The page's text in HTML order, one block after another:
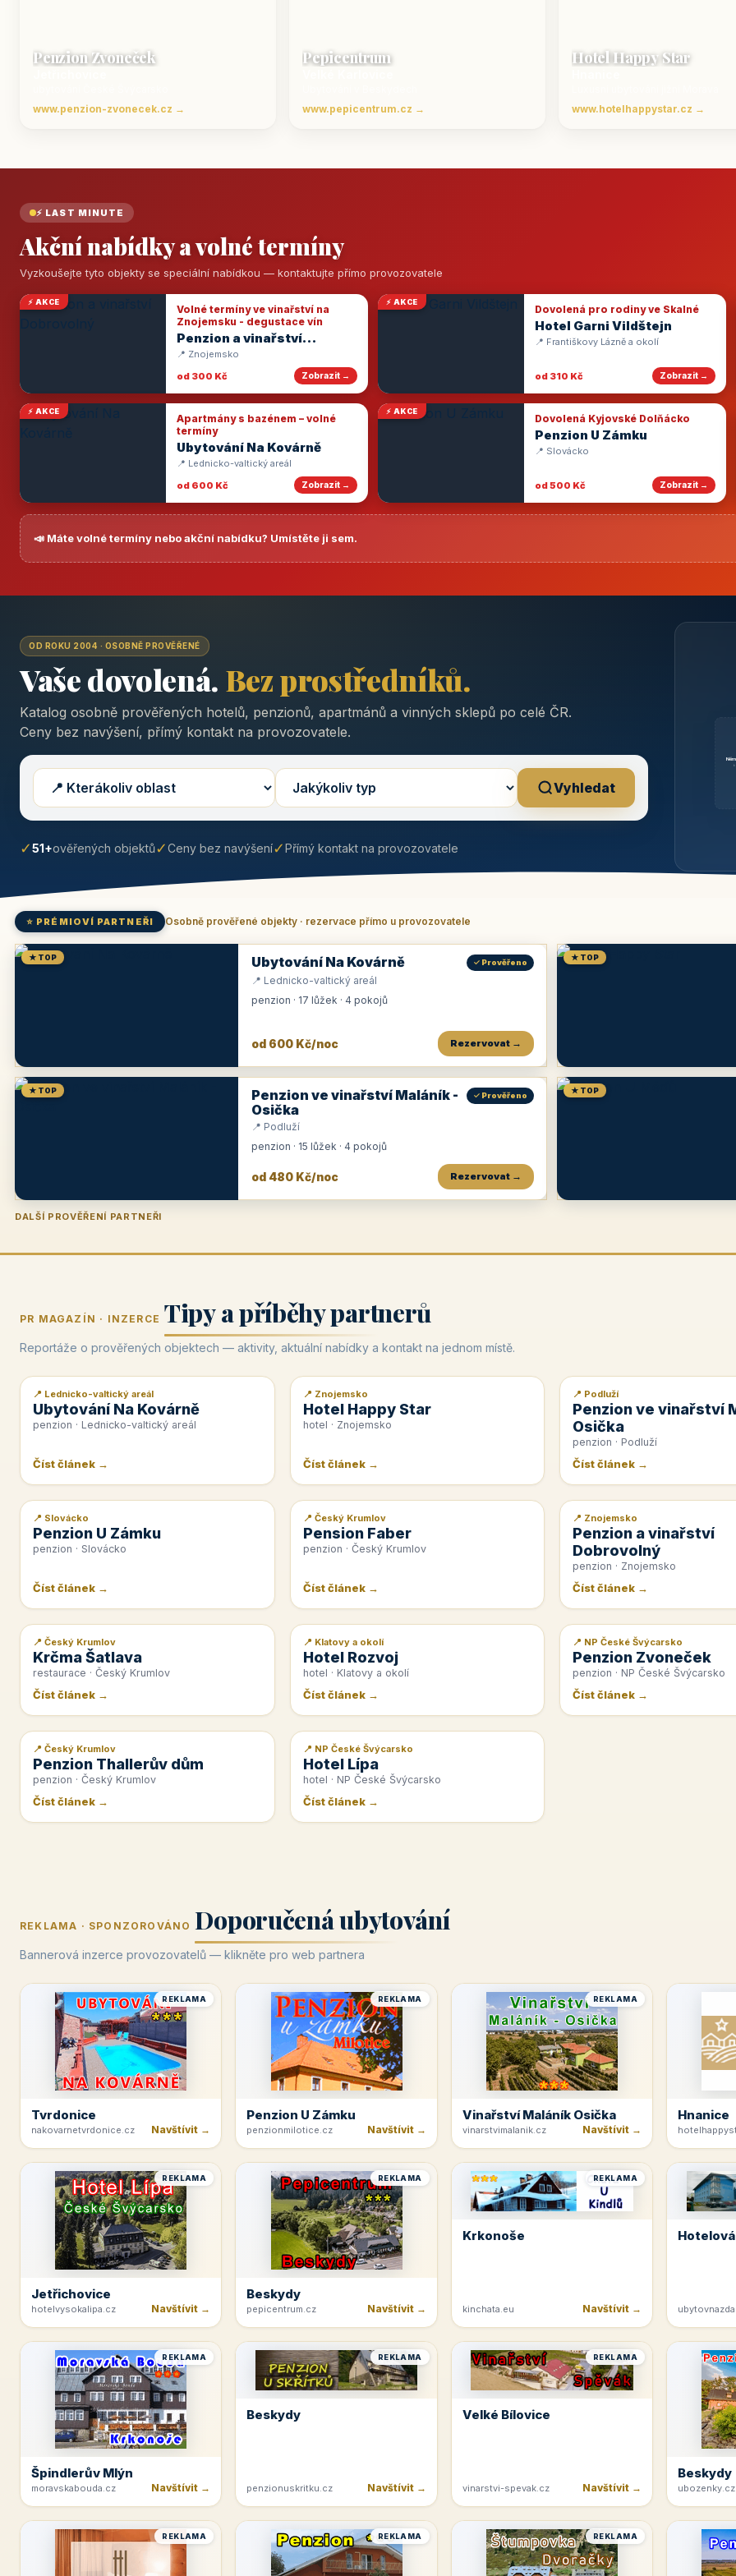
Penzion Zvoneček
www.penzion-zvonecek.cz →
Pepicentrum
www.pepicentrum.cz →
Hotel Happy Star
www.hotelhappystar.cz →
⚡ LAST MINUTE
Akční nabídky a volné termíny
Vyzkoušejte tyto objekty se speciální nabídkou — kontaktujte přímo provozovatele
⚡ AKCE
Volné termíny ve vinařství na
Znojemsku - degustace vín
Penzion a vinařství
Dobrovolný
📍 Znojemsko
od 300 Kč
Zobrazit →
⚡ AKCE
Dovolená pro rodiny ve Skalné
Hotel Garni Vildštejn
📍 Františkovy Lázně a okolí
od 310 Kč Zobrazit →
⚡ AKCE
Apartmány s bazénem – volné
termíny
Ubytování Na Kovárně
📍 Lednicko-valtický areál
od 600 Kč
Zobrazit →
⚡ AKCE
Dovolená Kyjovské Dolňácko
Penzion U Zámku
📍 Slovácko
od 500 Kč Zobrazit →
📣 Máte volné termíny nebo akční nabídku? Umístěte ji sem.
OD ROKU 2004 · OSOBNĚ PROVĚŘENÉ
Vaše dovolená. Bez prostředníků.
Katalog osobně prověřených hotelů, penzionů, apartmánů a vinných sklepů po celé ČR.
Ceny bez navýšení, přímý kontakt na provozovatele.
Vyhledat
✓51+ověřených objektů✓Ceny bez navýšení✓Přímý kontakt na provozovatele
⭐ PRÉMIOVÍ PARTNEŘI Osobně prověřené objekty · rezervace přímo u provozovatele
★ TOP Ubytování Na Kovárně ✓ Prověřeno
📍 Lednicko-valtický areál
penzion · 17 lůžek · 4 pokojů
od 600 Kč/noc Rezervovat →
★ TOP
★ TOP
Penzion ve vinařství Maláník -
Osička
✓ Prověřeno
📍 Podluží
penzion · 15 lůžek · 4 pokojů
od 480 Kč/noc Rezervovat →
★ TOP
DALŠÍ PROVĚŘENÍ PARTNEŘI
Penzion U Zámku Pension Faber
PR MAGAZÍN · INZERCE Tipy a příběhy partnerů
Reportáže o prověřených objektech — aktivity, aktuální nabídky a kontakt na jednom místě.
📰 PR článek
📍 Lednicko-valtický areál
Ubytování Na Kovárně
penzion · Lednicko-valtický areál
Číst článek →
📰 PR článek
📍 Znojemsko
Hotel Happy Star
hotel · Znojemsko
Číst článek →
📰 PR článek
📍 Podluží
Penzion ve vinařství
Osička
penzion · Podluží
Číst článek →
📰 PR článek
📍 Slovácko
Penzion U Zámku
penzion · Slovácko
Číst článek →
📰 PR článek
📍 Český Krumlov
Pension Faber
penzion · Český Krumlov
Číst článek →
📰 PR článek
📍 Znojemsko
Penzion a vinařství
Dobrovolný
penzion · Znojemsko
Číst článek →
📰 PR článek
📍 Český Krumlov
Krčma Šatlava
restaurace · Český Krumlov
Číst článek →
📰 PR článek
📍 Klatovy a okolí
Hotel Rozvoj
hotel · Klatovy a okolí
Číst článek →
📰 PR článek
📍 NP České Švýcarsko
Penzion Zvoneček
penzion · NP České Švýcarsko
Číst článek →
📰 PR článek
📍 Český Krumlov
Penzion Thallerův dům
penzion · Český Krumlov
Číst článek →
📰 PR článek
📍 NP České Švýcarsko
Hotel Lípa
hotel · NP České Švýcarsko
Číst článek →
REKLAMA · SPONZOROVÁNO Doporučená ubytování
Bannerová inzerce provozovatelů — klikněte pro web partnera
REKLAMA
Tvrdonice
nakovarnetvrdonice.cz Navštívit →
REKLAMA
Penzion U Zámku
penzionmilotice.cz Navštívit →
REKLAMA
Vinařství Maláník Osička
vinarstvimalanik.cz Navštívit →
Hnanice
REKLAMA
Jetřichovice
hotelvysokalipa.cz Navštívit →
REKLAMA
Beskydy
pepicentrum.cz Navštívit →
REKLAMA
Krkonoše
kinchata.eu Navštívit →
REKLAMA
Špindlerův Mlýn
moravskabouda.cz Navštívit →
REKLAMA
Beskydy
penzionuskritku.cz Navštívit →
REKLAMA
Velké Bílovice
vinarstvi-spevak.cz Navštívit →
Beskydy
ubozenky.cz
REKLAMA REKLAMA REKLAMA